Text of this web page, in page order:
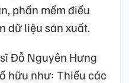
phần mềm điều
dữ liệu sản xuất.
Đỗ Nguyên Hưng
hữu như: Thiếu các